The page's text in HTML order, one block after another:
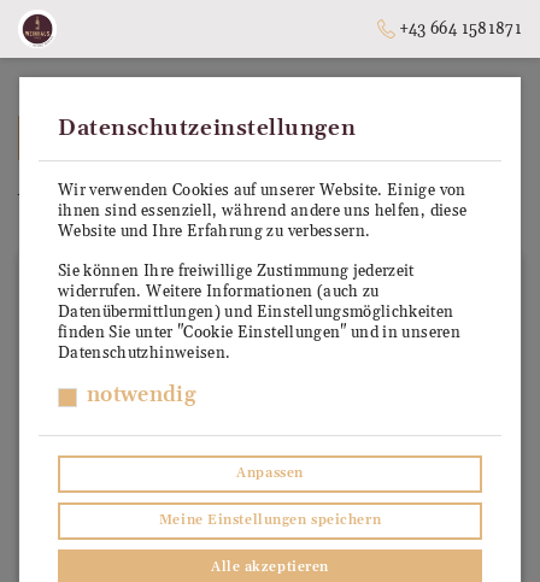
+43 664 1581871
ZURÜCK ZUR STARTSEITE
Weinberge Dolomiten IGT
Datenschutzeinstellungen
Wir verwenden Cookies auf unserer Website. Einige von
ihnen sind essenziell, während andere uns helfen, diese
Website und Ihre Erfahrung zu verbessern.
Sie können Ihre freiwillige Zustimmung jederzeit
widerrufen. Weitere Informationen (auch zu
Datenübermittlungen) und Einstellungsmöglichkeiten
finden Sie unter "Cookie Einstellungen" und in unseren
Datenschutzhinweisen.
notwendig
Anpassen
Meine Einstellungen speichern
Alle akzeptieren